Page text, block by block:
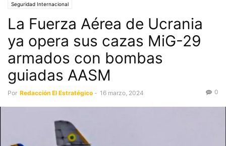
Seguridad Internacional
La Fuerza Aérea de Ucrania
ya opera sus cazas MiG-29
armados con bombas
guiadas AASM
Por Redacción El Estratégico - 16 marzo, 2024 0